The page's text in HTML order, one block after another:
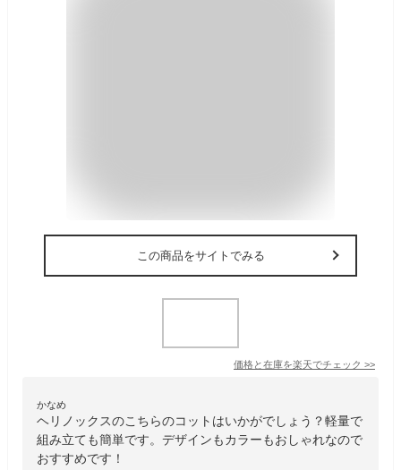
この商品をサイトでみる
価格と在庫を楽天でチェック >>
かなめ
ヘリノックスのこちらのコットはいかがでしょう？軽量で
組み立ても簡単です。デザインもカラーもおしゃれなので
おすすめです！